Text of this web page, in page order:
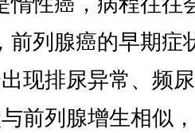
前列腺癌的早期症
现排尿异常、频
前列腺增生相似